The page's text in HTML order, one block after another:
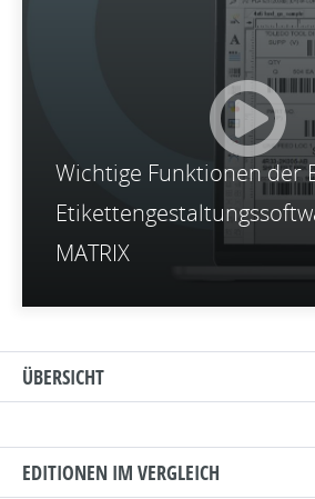
Wichtige Funktionen der
MATRIX
ÜBERSICHT
EDITIONEN IM VERGLEICH